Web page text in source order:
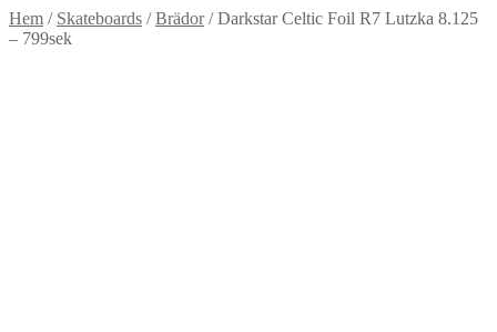
Hem / Skateboards /Brädor/Darkstar Celtic Foil R7 Lutzka 8.125
– 799sek